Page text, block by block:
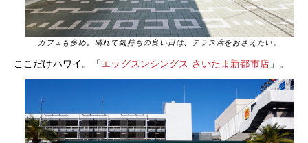
カフェも多め。晴れて気持ちの良い日は、テラス席をおさえたい。
ここだけハワイ。「エッグスンシングス さいたま新都市店」。